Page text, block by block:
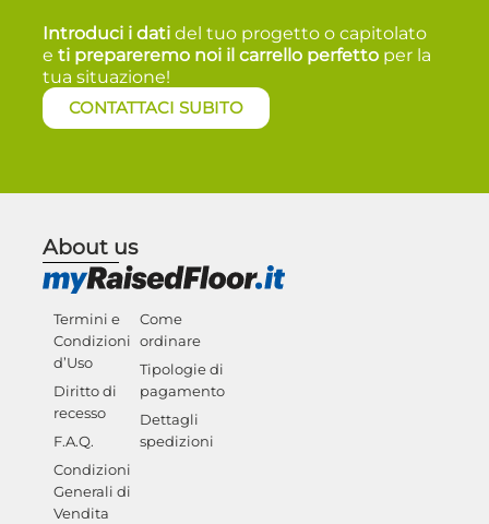
Introduci i dati del tuo progetto o capitolato
eti prepareremo noi il carrello perfetto per la
tua situazione!
CONTATTACI SUBITO
About us
Termini e
Condizioni
d’Uso
Diritto di
recesso
F.A.Q.
Condizioni
Generali di
Vendita
Come
ordinare
Tipologie di
pagamento
Dettagli
spedizioni